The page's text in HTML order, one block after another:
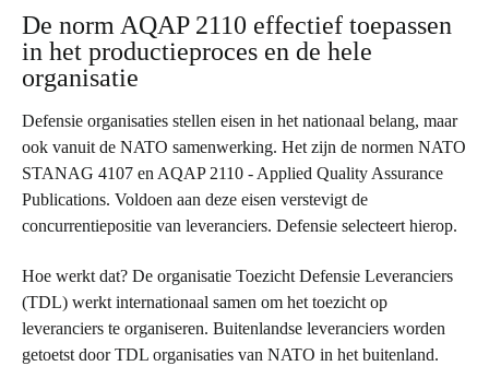
De norm AQAP 2110 effectief toepassen
in het productieproces en de hele
organisatie
Defensie organisaties stellen eisen in het nationaal belang, maar
ook vanuit de NATO samenwerking. Het zijn de normen NATO
STANAG 4107 en AQAP 2110 - Applied Quality Assurance
Publications. Voldoen aan deze eisen verstevigt de
concurrentiepositie van leveranciers. Defensie selecteert hierop.
Hoe werkt dat? De organisatie Toezicht Defensie Leveranciers
(TDL) werkt internationaal samen om het toezicht op
leveranciers te organiseren. Buitenlandse leveranciers worden
getoetst door TDL organisaties van NATO in het buitenland.